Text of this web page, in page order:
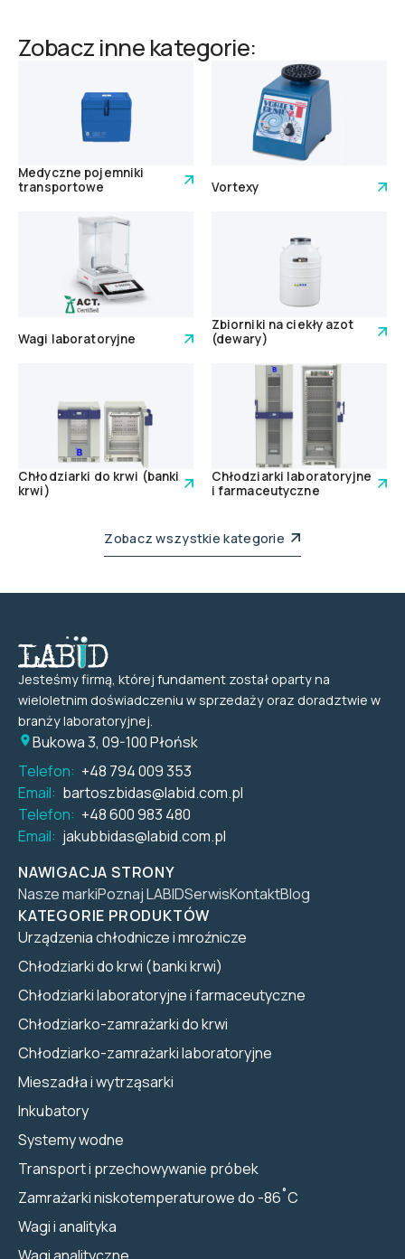
Zobacz inne kategorie:
Medyczne pojemniki
transportowe
Vortexy
Wagi laboratoryjne
Zbiorniki na ciekły azot
(dewary)
Chłodziarki do krwi (banki
krwi)
Chłodziarki laboratoryjne
i farmaceutyczne
Zobacz wszystkie kategorie
Jesteśmy firmą, której fundament został oparty na
wieloletnim doświadczeniu w sprzedaży oraz doradztwie w
branży laboratoryjnej.
Bukowa 3, 09-100 Płońsk
Telefon: +48 794 009 353
Email: bartoszbidas@labid.com.pl
Telefon: +48 600 983 480
Email: jakubbidas@labid.com.pl
NAWIGACJA STRONY
Nasze markiPoznaj LABIDSerwisKontaktBlog
KATEGORIE PRODUKTÓW
Urządzenia chłodnicze i mroźnicze
Chłodziarki do krwi (banki krwi)
Chłodziarki laboratoryjne i farmaceutyczne
Chłodziarko-zamrażarki do krwi
Chłodziarko-zamrażarki laboratoryjne
Mieszadła i wytrząsarki
Inkubatory
Systemy wodne
Transport i przechowywanie próbek
Zamrażarki niskotemperaturowe do -86˚C
Wagi i analityka